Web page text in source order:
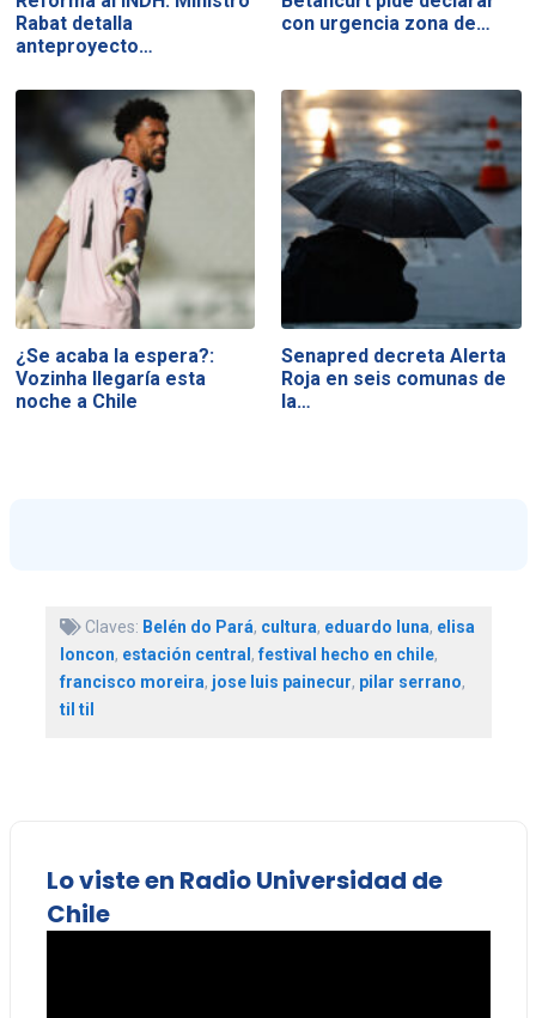
Rabat detalla
anteproyecto…
con urgencia zona de…
¿Se acaba la espera?:
Vozinha llegaría esta
noche a Chile
Senapred decreta Alerta
Roja en seis comunas de
la…
Claves: Belén do Pará, cultura, eduardo luna, elisa
loncon, estación central ,festival hecho en chile,
francisco moreira, jose luis painecur, pilar serrano,
til til
Lo viste en Radio Universidad de
Chile